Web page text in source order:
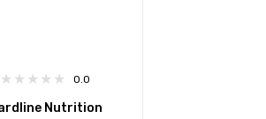
0.0
Nutrition